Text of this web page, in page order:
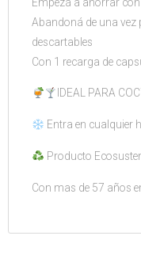
Abandoná de una vez
descartables
Con 1 recarga de
IDEAL PARA
Entra en cualquier
Producto
Con mas de 57 años